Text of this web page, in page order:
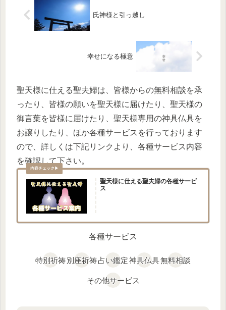
氏神様と引っ越し
幸せになる極意
聖天様に仕える聖夫婦は、皆様からの無料相談を承
ったり、皆様の願いを聖天様に届けたり、聖天様の
御言葉を皆様に届けたり、聖天様専用の神具仏具を
お譲りしたり、ほか各種サービスを行っております
ので、詳しくは下記リンクより、各種サービス内容
を確認して下さい。
聖天様に仕える聖夫婦の各種サービ
ス
各種サービス
特別祈祷別座祈祷占い鑑定神具仏具無料相談
その他サービス